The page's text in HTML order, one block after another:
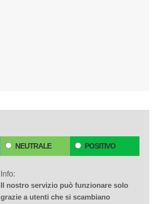
NEUTRALE POSITIVO
Info:
Il nostro servizio può funzionare solo
grazie a utenti che si scambiano